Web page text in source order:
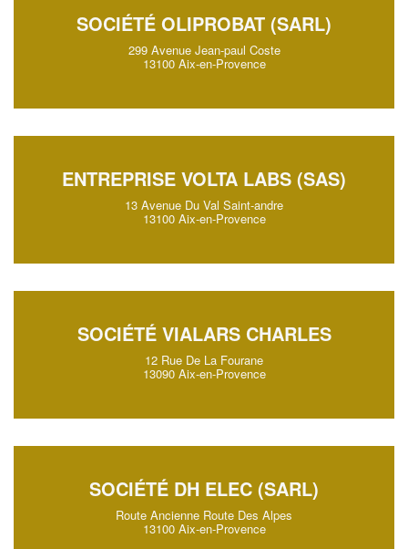
SOCIÉTÉ OLIPROBAT (SARL)
299 Avenue Jean-paul Coste
13100 Aix-en-Provence
ENTREPRISE VOLTA LABS (SAS)
13 Avenue Du Val Saint-andre
13100 Aix-en-Provence
SOCIÉTÉ VIALARS CHARLES
12 Rue De La Fourane
13090 Aix-en-Provence
SOCIÉTÉ DH ELEC (SARL)
Route Ancienne Route Des Alpes
13100 Aix-en-Provence